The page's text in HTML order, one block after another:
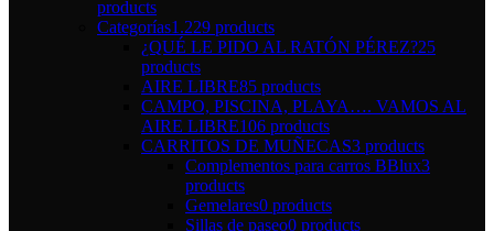
products
Categorías1.229 products
¿QUÉ LE PIDO AL RATÓN PÉREZ?25
products
AIRE LIBRE85 products
CAMPO, PISCINA, PLAYA…. VAMOS AL
AIRE LIBRE106 products
CARRITOS DE MUÑECAS3 products
Complementos para carros BBlux3
products
Gemelares0 products
Sillas de paseo0 products